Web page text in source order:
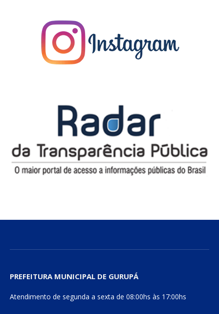
PREFEITURA MUNICIPAL DE GURUPÁ
Atendimento de segunda a sexta de 08:00hs às 17:00hs